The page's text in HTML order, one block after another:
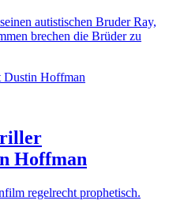
autistischen Bruder Ray,
brechen die Brüder zu
Hoffman
regelrecht prophetisch.